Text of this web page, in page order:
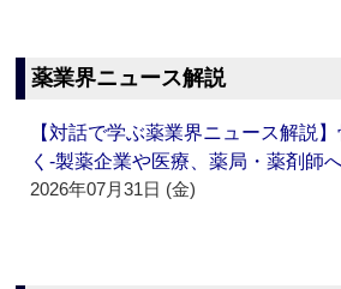
薬業界ニュース解説
【対話で学ぶ薬業界ニュース解説
く‐製薬企業や医療、薬局・薬剤師
2026年07月31日 (金)